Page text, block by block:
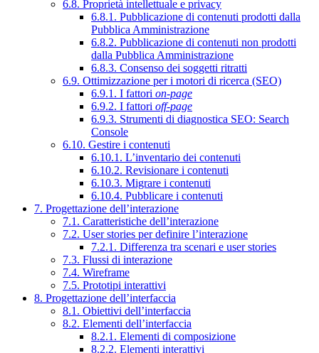
6.8. Proprietà intellettuale e privacy
6.8.1. Pubblicazione di contenuti prodotti dalla
Pubblica Amministrazione
6.8.2. Pubblicazione di contenuti non prodotti
dalla Pubblica Amministrazione
6.8.3. Consenso dei soggetti ritratti
6.9. Ottimizzazione per i motori di ricerca (SEO)
6.9.1. I fattori on-page
6.9.2. I fattori off-page
6.9.3. Strumenti di diagnostica SEO: Search
Console
6.10. Gestire i contenuti
6.10.1. L’inventario dei contenuti
6.10.2. Revisionare i contenuti
6.10.3. Migrare i contenuti
6.10.4. Pubblicare i contenuti
7. Progettazione dell’interazione
7.1. Caratteristiche dell’interazione
7.2. User stories per definire l’interazione
7.2.1. Differenza tra scenari e user stories
7.3. Flussi di interazione
7.4. Wireframe
7.5. Prototipi interattivi
8. Progettazione dell’interfaccia
8.1. Obiettivi dell’interfaccia
8.2. Elementi dell’interfaccia
8.2.1. Elementi di composizione
8.2.2. Elementi interattivi